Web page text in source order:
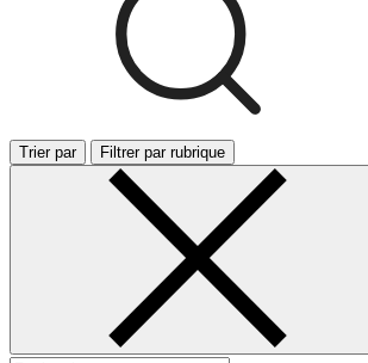
Trier par Filtrer par rubrique